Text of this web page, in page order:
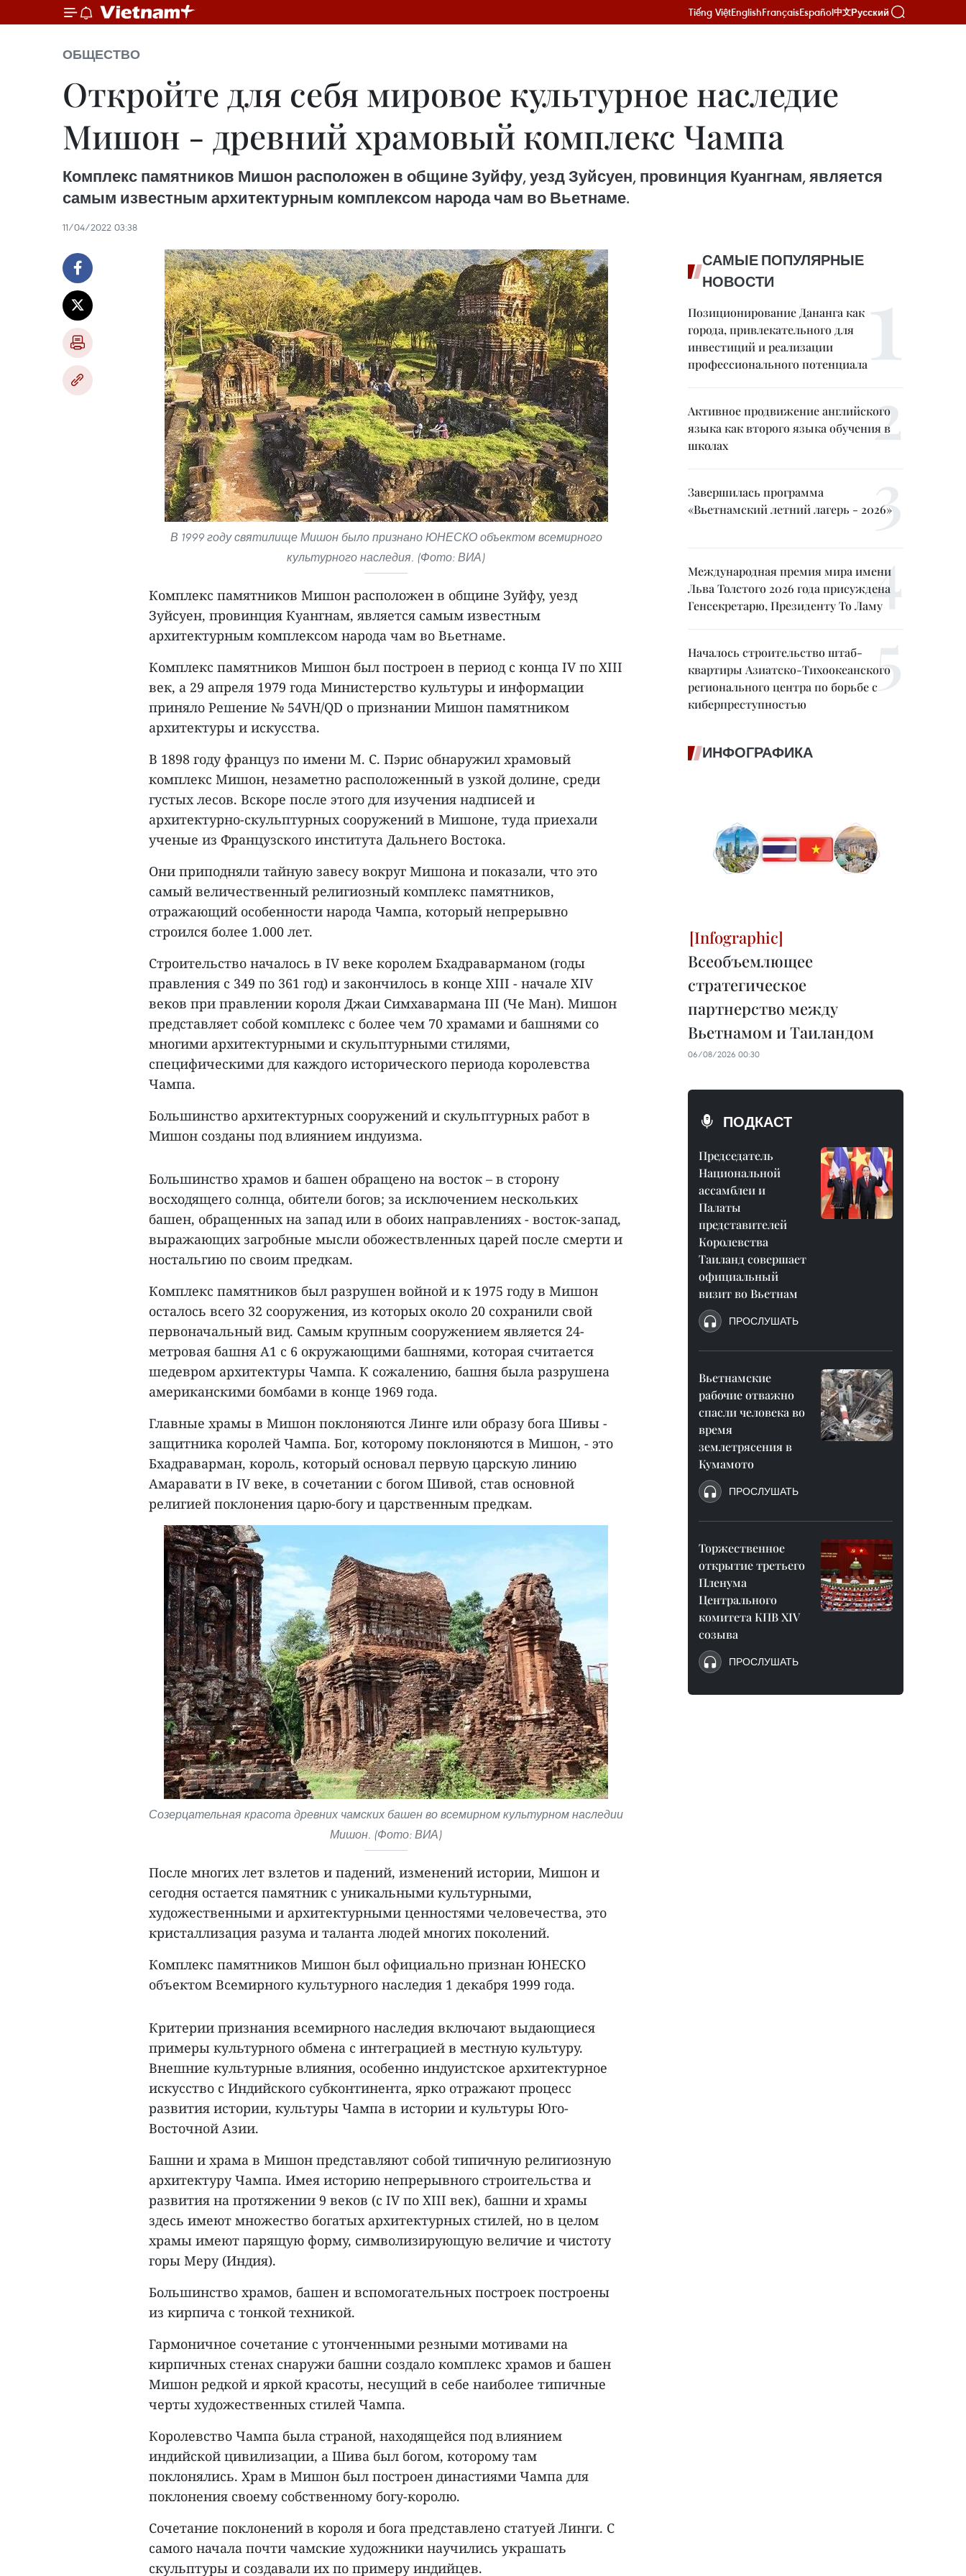
Tiếng ViệtEnglishFrançaisEspañol中文Русский
ОБЩЕСТВО
Откройте для себя мировое культурное наследие
Mишон - древний храмовый комплекс Чампа
Комплекс памятников Мишон расположен в общине Зуйфу, уезд Зуйсуен, провинция Куангнам, является
самым известным архитектурным комплексом народа чам во Вьетнаме.
11/04/2022 03:38
В 1999 году святилище Мишон было признано ЮНЕСКО объектом всемирного
культурного наследия. (Фото: ВИА)
Комплекс памятников Мишон расположен в общине Зуйфу, уезд
Зуйсуен, провинция Куангнам, является самым известным
архитектурным комплексом народа чам во Вьетнаме.
Комплекс памятников Мишон был построен в период с конца IV по XIII
век, а 29 апреля 1979 года Министерство культуры и информации
приняло Решение № 54VH/QD о признании Мишон памятником
архитектуры и искусства.
В 1898 году француз по имени М. С. Пэрис обнаружил храмовый
комплекс Mишон, незаметно расположенный в узкой долине, среди
густых лесов. Вскоре после этого для изучения надписей и
архитектурно-скульптурных сооружений в Мишоне, туда приехали
ученые из Французского института Дальнего Востока.
Они приподняли тайную завесу вокруг Мишона и показали, что это
самый величественный религиозный комплекс памятников,
отражающий особенности народа Чампа, который непрерывно
строился более 1.000 лет.
Строительство началось в IV веке королем Бхадраварманом (годы
правления с 349 по 361 год) и закончилось в конце XIII - начале XIV
веков при правлении короля Джаи Симхавармана III (Че Ман). Мишон
представляет собой комплекс с более чем 70 храмами и башнями со
многими архитектурными и скульптурными стилями,
специфическими для каждого исторического периода королевства
Чампа.
Большинство архитектурных сооружений и скульптурных работ в
Mишон созданы под влиянием индуизма.
Большинство храмов и башен обращено на восток – в сторону
восходящего солнца, обители богов; за исключением нескольких
башен, обращенных на запад или в обоих направлениях - восток-запад,
выражающих загробные мысли обожествленных царей после смерти и
ностальгию по своим предкам.
Комплекс памятников был разрушен войной и к 1975 году в Mишон
осталось всего 32 сооружения, из которых около 20 сохранили свой
первоначальный вид. Самым крупным сооружением является 24-
метровая башня А1 с 6 окружающими башнями, которая считается
шедевром архитектуры Чампа. К сожалению, башня была разрушена
американскими бомбами в конце 1969 года.
Главные храмы в Мишон поклоняются Линге или образу бога Шивы -
защитника королей Чампа. Бог, которому поклоняются в Мишон, - это
Бхадраварман, король, который основал первую царскую линию
Амаравати в IV веке, в сочетании с богом Шивой, став основной
религией поклонения царю-богу и царственным предкам.
Созерцательная красота древних чамских башен во всемирном культурном наследии
Мишон. (Фото: ВИА)
После многих лет взлетов и падений, изменений истории, Мишон и
сегодня остается памятник с уникальными культурными,
художественными и архитектурными ценностями человечества, это
кристаллизация разума и таланта людей многих поколений.
Комплекс памятников Мишон был официально признан ЮНЕСКО
объектом Всемирного культурного наследия 1 декабря 1999 года.
Критерии признания всемирного наследия включают выдающиеся
примеры культурного обмена с интеграцией в местную культуру.
Внешние культурные влияния, особенно индуистское архитектурное
искусство с Индийского субконтинента, ярко отражают процесс
развития истории, культуры Чампа в истории и культуры Юго-
Восточной Азии.
Башни и храма в Mишон представляют собой типичную религиозную
архитектуру Чампа. Имея историю непрерывного строительства и
развития на протяжении 9 веков (с IV по XIII век), башни и храмы
здесь имеют множество богатых архитектурных стилей, но в целом
храмы имеют парящую форму, символизирующую величие и чистоту
горы Меру (Индия).
Большинство храмов, башен и вспомогательных построек построены
из кирпича с тонкой техникой.
Гармоничное сочетание с утонченными резными мотивами на
кирпичных стенах снаружи башни создало комплекс храмов и башен
Мишон редкой и яркой красоты, несущий в себе наиболее типичные
черты художественных стилей Чампа.
Королевство Чампа была страной, находящейся под влиянием
индийской цивилизации, а Шива был богом, которому там
поклонялись. Храм в Мишон был построен династиями Чампа для
поклонения своему собственному богу-королю.
Сочетание поклонений в короля и бога представлено статуей Линги. С
самого начала почти чамские художники научились украшать
скульптуры и создавали их по примеру индийцев.
САМЫЕ ПОПУЛЯРНЫЕ
НОВОСТИ
Позиционирование Дананга как
города, привлекательного для
инвестиций и реализации
профессионального потенциала
Активное продвижение английского
языка как второго языка обучения в
школах
Завершилась программа
«Вьетнамский летний лагерь - 2026»
Международная премия мира имени
Льва Толстого 2026 года присуждена
Генсекретарю, Президенту То Ламу
Началось строительство штаб-
квартиры Азиатско-Тихоокеанского
регионального центра по борьбе с
киберпреступностью
ИНФОГРАФИКА
Всеобъемлющее
стратегическое
партнерство между
Вьетнамом и Таиландом
06/08/2026 00:30
ПОДКАСТ
Председатель
Национальной
ассамблеи и
Палаты
представителей
Королевства
Таиланд совершает
официальный
визит во Вьетнам
ПРОСЛУШАТЬ
Вьетнамские
рабочие отважно
спасли человека во
время
землетрясения в
Кумамото
ПРОСЛУШАТЬ
Торжественное
открытие третьего
Пленума
Центрального
комитета КПВ XIV
созыва
ПРОСЛУШАТЬ